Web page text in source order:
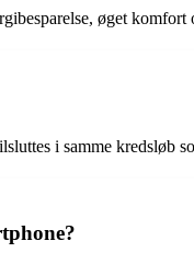
øget
i samme kredsløb